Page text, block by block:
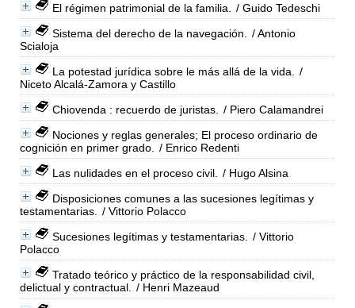
El régimen patrimonial de la familia.
/ Guido Tedeschi
Sistema del derecho de la navegación.
/ Antonio
Scialoja
La potestad jurídica sobre le más allá de la vida.
/
Niceto Alcalá-Zamora y Castillo
Chiovenda : recuerdo de juristas.
/ Piero Calamandrei
Nociones y reglas generales; El proceso ordinario de
cognición en primer grado.
/ Enrico Redenti
Las nulidades en el proceso civil.
/ Hugo Alsina
Disposiciones comunes a las sucesiones legítimas y
testamentarias.
/ Vittorio Polacco
Sucesiones legítimas y testamentarias.
/ Vittorio
Polacco
Tratado teórico y práctico de la responsabilidad civil,
delictual y contractual.
/ Henri Mazeaud